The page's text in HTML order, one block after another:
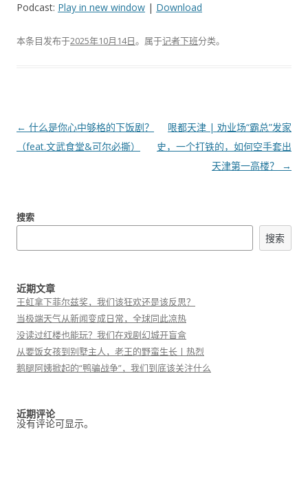
播
器
Podcast: Play in new window | Download
本条目发布于2025年10月14日。属于记者下班分类。
文
章
← 什么是你心中够格的下饭剧？
（feat.文武食堂&可尔必撕）
哏都天津 | 劝业场“霸总”发家
史，一个打铁的，如何空手套出
天津第一高楼？
→
搜索
搜索
近期文章
王虹拿下菲尔兹奖，我们该狂欢还是该反思？
当极端天气从新闻变成日常，全球同此凉热
没读过红楼也能玩？我们在戏剧幻城开盲盒
从要饭女孩到别墅主人，老王的野蛮生长丨热烈
鹅腿阿姨掀起的“鸭骗战争”，我们到底该关注什么
近期评论
没有评论可显示。